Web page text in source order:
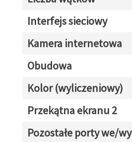
Interfejs sieciowy
Kamera internetowa
Obudowa
Kolor (wyliczeniowy)
Przekątna ekranu 2
Pozostałe porty we/wy